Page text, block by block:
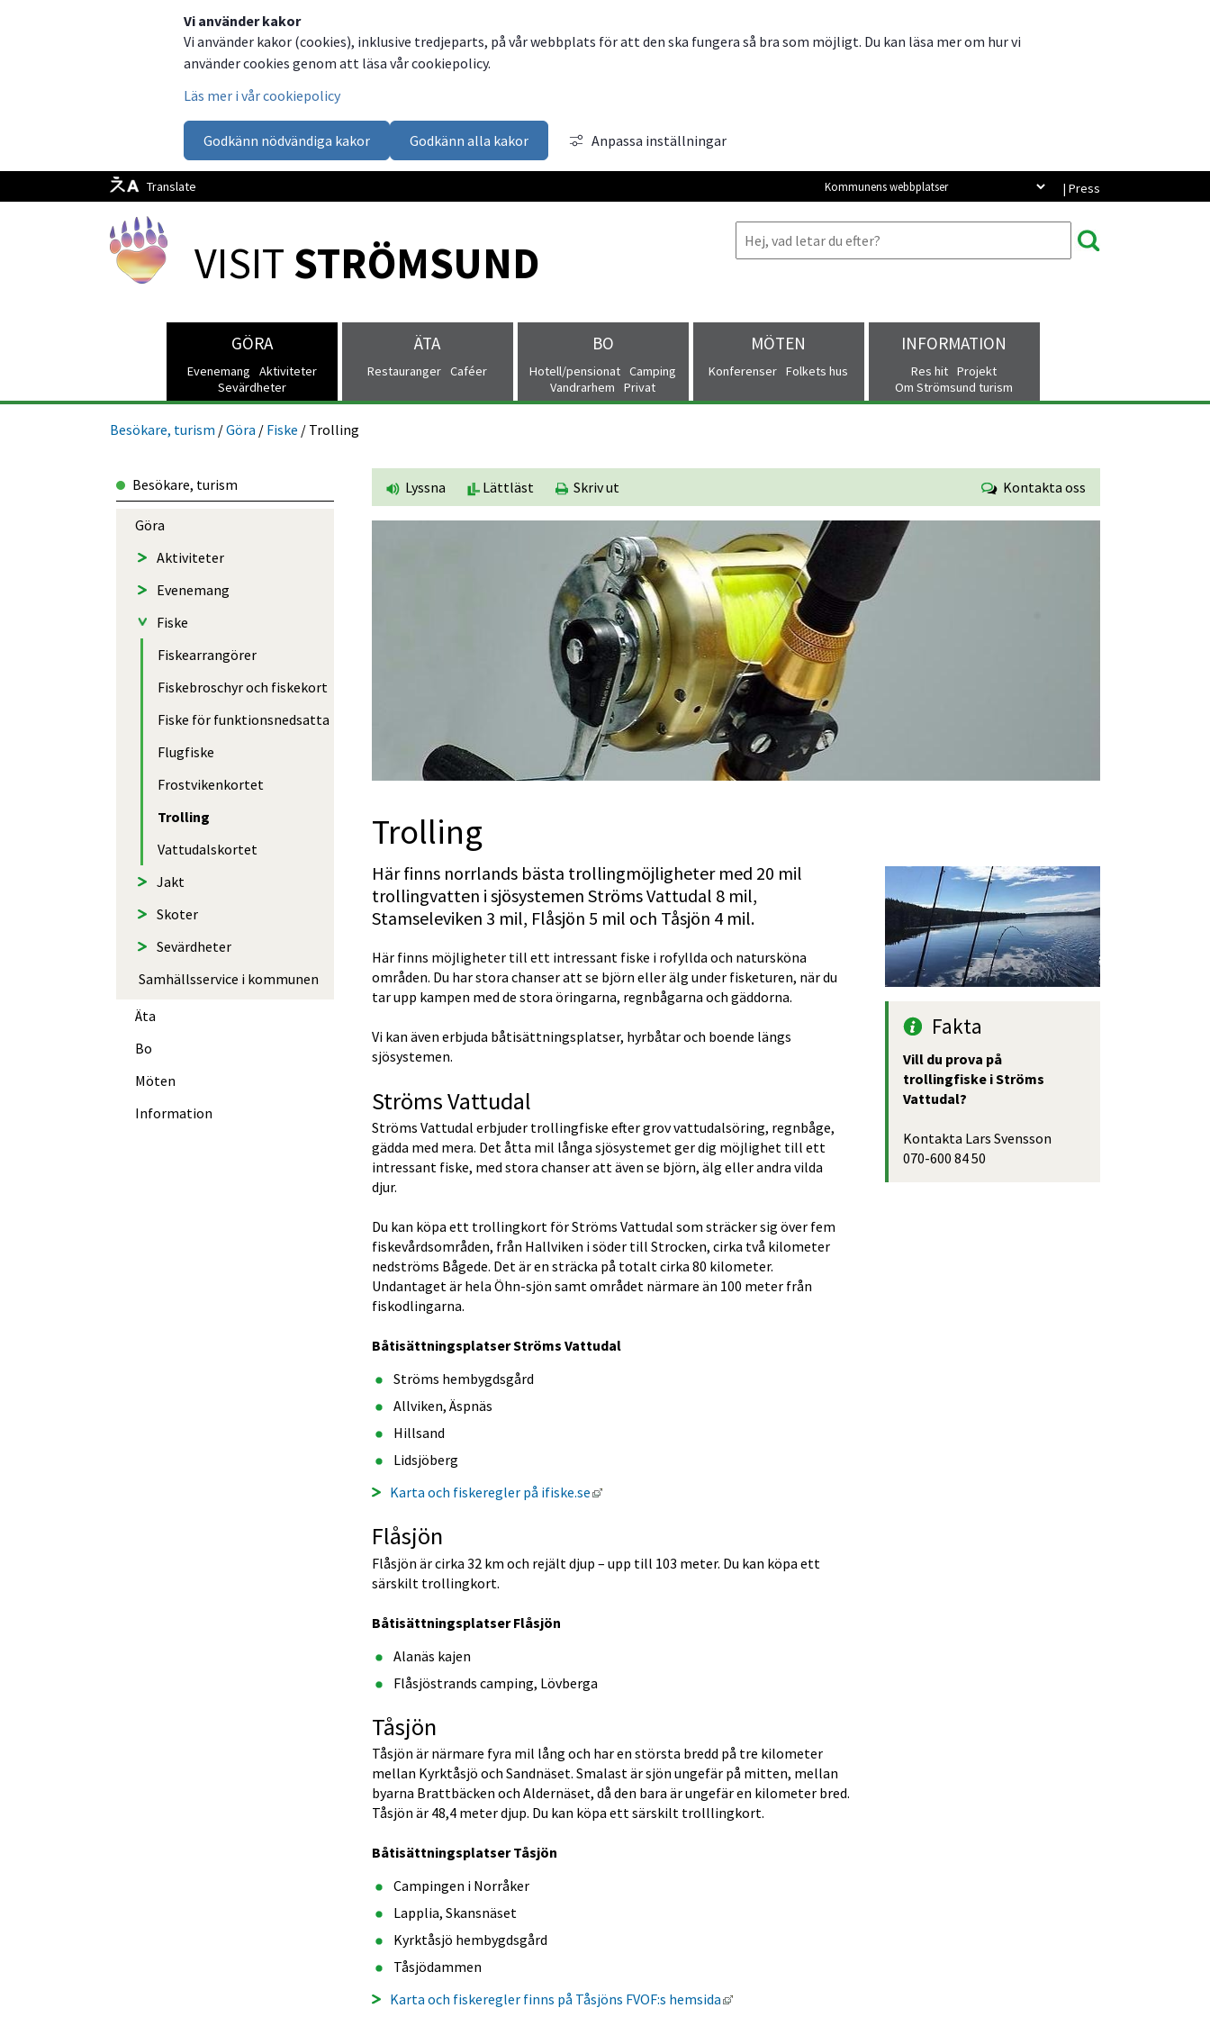
Vi använder kakor
Vi använder kakor (cookies), inklusive tredjeparts, på vår webbplats för att den ska fungera så bra som möjligt. Du kan läsa mer om hur vi
använder cookies genom att läsa vår cookiepolicy.
Läs mer i vår cookiepolicy
Godkänn nödvändiga kakor Godkänn alla kakor Anpassa inställningar
Translate | Press
Kommunens webbplatser
VISIT STRÖMSUND
GÖRA
Evenemang
Aktiviteter
Sevärdheter
ÄTA
Restauranger Caféer
BO
Hotell/pensionat Camping
Vandrarhem
Privat
MÖTEN
Konferenser Folkets hus
INFORMATION
Res hit Projekt
Om Strömsund turism
Besökare, turism /Göra / Fiske / Trolling
Lyssna Lättläst Skriv ut Kontakta oss
Trolling
Här finns norrlands bästa trollingmöjligheter med 20 mil
trollingvatten i sjösystemen Ströms Vattudal 8 mil,
Stamseleviken 3 mil, Flåsjön 5 mil och Tåsjön 4 mil.
Här finns möjligheter till ett intressant fiske i rofyllda och natursköna
områden. Du har stora chanser att se björn eller älg under fisketuren, när du
tar upp kampen med de stora öringarna, regnbågarna och gäddorna.
Vi kan även erbjuda båtisättningsplatser, hyrbåtar och boende längs
sjösystemen.
Ströms Vattudal
Ströms Vattudal erbjuder trollingfiske efter grov vattudalsöring, regnbåge,
gädda med mera. Det åtta mil långa sjösystemet ger dig möjlighet till ett
intressant fiske, med stora chanser att även se björn, älg eller andra vilda
djur.
Du kan köpa ett trollingkort för Ströms Vattudal som sträcker sig över fem
fiskevårdsområden, från Hallviken i söder till Strocken, cirka två kilometer
nedströms Bågede. Det är en sträcka på totalt cirka 80 kilometer.
Undantaget är hela Öhn-sjön samt området närmare än 100 meter från
fiskodlingarna.
Båtisättningsplatser Ströms Vattudal
Ströms hembygdsgård
Allviken, Äspnäs
Hillsand
Lidsjöberg
Karta och fiskeregler på ifiske.se
Länk till annan webbplats, öppnas i nytt fönster.
Flåsjön
Flåsjön är cirka 32 km och rejält djup – upp till 103 meter. Du kan köpa ett
särskilt trollingkort.
Båtisättningsplatser Flåsjön
Alanäs kajen
Flåsjöstrands camping, Lövberga
Tåsjön
Tåsjön är närmare fyra mil lång och har en största bredd på tre kilometer
mellan Kyrktåsjö och Sandnäset. Smalast är sjön ungefär på mitten, mellan
byarna Brattbäcken och Aldernäset, då den bara är ungefär en kilometer bred.
Tåsjön är 48,4 meter djup. Du kan köpa ett särskilt trolllingkort.
Båtisättningsplatser Tåsjön
Campingen i Norråker
Lapplia, Skansnäset
Kyrktåsjö hembygdsgård
Tåsjödammen
Karta och fiskeregler finns på Tåsjöns FVOF:s hemsida
Länk till annan webbplats, öppnas i nytt fönster.
Fakta
Vill du prova på
trollingfiske i Ströms
Vattudal?
Kontakta Lars Svensson
070-600 84 50
Besökare, turism
Göra
Aktiviteter
Evenemang
Fiske
Fiske­arrangörer
Fiskebroschyr och fiskekort
Fiske för funktions­nedsatta
Flugfiske
Frostvikenkortet
Trolling
Vattudalskortet
Jakt
Skoter
Sevärdheter
Samhällsservice i kommunen
Äta
Bo
Möten
Information